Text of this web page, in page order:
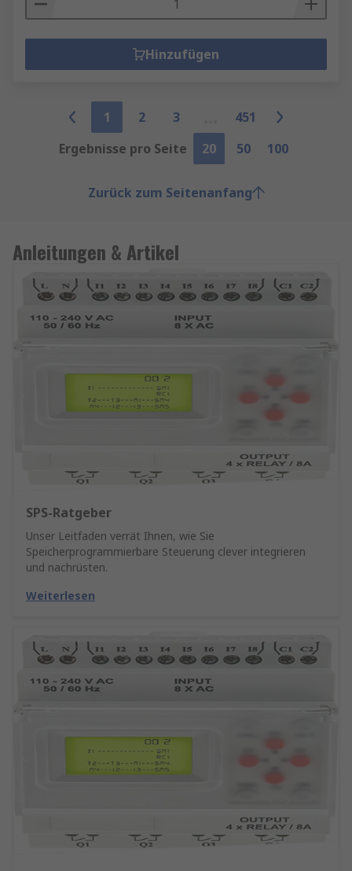
Hinzufügen
1 2 3
451
Ergebnisse pro Seite
20 50 100
Zurück zum Seitenanfang
Anleitungen & Artikel
SPS-Ratgeber
Unser Leitfaden verrät Ihnen, wie Sie
Speicherprogrammierbare Steuerung clever integrieren
und nachrüsten.
Weiterlesen